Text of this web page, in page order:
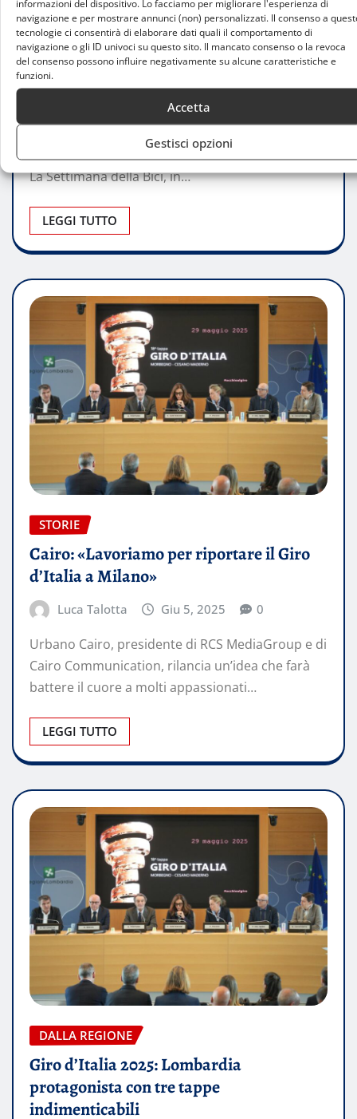
informazioni del dispositivo. Lo facciamo per migliorare l'esperienza di
navigazione e per mostrare annunci (non) personalizzati. Il consenso a
tecnologie ci consentirà di elaborare dati quali il comportamento di
navigazione o gli ID univoci su questo sito. Il mancato consenso o la revoca
del consenso possono influire negativamente su alcune caratteristiche e
funzioni.
Accetta
Gestisci opzioni
ATTUALITÀ
Il sindaco Beppe Sala annuncia: Milano
sogna il ritorno del Giro d’Italia 2026
data» Durante la presentazione di FEELMIBIKE –
La Settimana della Bici, in…
LEGGI TUTTO
STORIE
Cairo: «Lavoriamo per riportare il Giro
d’Italia a Milano»
Luca Talotta Giu 5, 2025 0
Urbano Cairo, presidente di RCS MediaGroup e di
Cairo Communication, rilancia un’idea che farà
battere il cuore a molti appassionati…
LEGGI TUTTO
DALLA REGIONE
Giro d’Italia 2025: Lombardia
protagonista con tre tappe
indimenticabili